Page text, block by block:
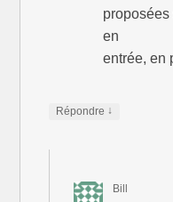
en
entrée, en
Répondre ↓
Bill